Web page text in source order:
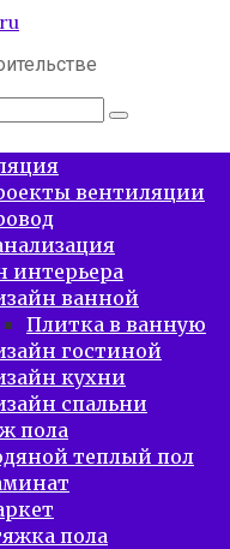
вентиляции
интерьера
ванной
Плитка в ванную
гостиной
кухни
спальни
пола
теплый пол
пола